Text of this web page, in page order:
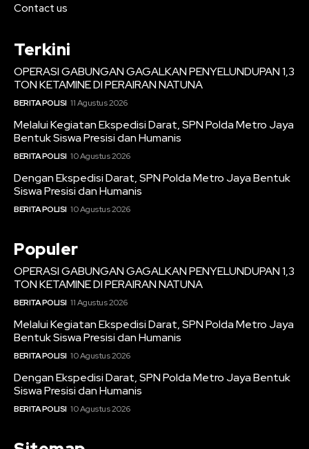
Contact us
Terkini
OPERASI GABUNGAN GAGALKAN PENYELUNDUPAN 1,3
TON KETAMINE DI PERAIRAN NATUNA
BERITA POLISI 11 Agustus 2026
Melalui Kegiatan Ekspedisi Darat, SPN Polda Metro Jaya
Bentuk Siswa Presisi dan Humanis
BERITA POLISI 10 Agustus 2026
Dengan Ekspedisi Darat, SPN Polda Metro Jaya Bentuk
Siswa Presisi dan Humanis
BERITA POLISI 10 Agustus 2026
Populer
OPERASI GABUNGAN GAGALKAN PENYELUNDUPAN 1,3
TON KETAMINE DI PERAIRAN NATUNA
BERITA POLISI 11 Agustus 2026
Melalui Kegiatan Ekspedisi Darat, SPN Polda Metro Jaya
Bentuk Siswa Presisi dan Humanis
BERITA POLISI 10 Agustus 2026
Dengan Ekspedisi Darat, SPN Polda Metro Jaya Bentuk
Siswa Presisi dan Humanis
BERITA POLISI 10 Agustus 2026